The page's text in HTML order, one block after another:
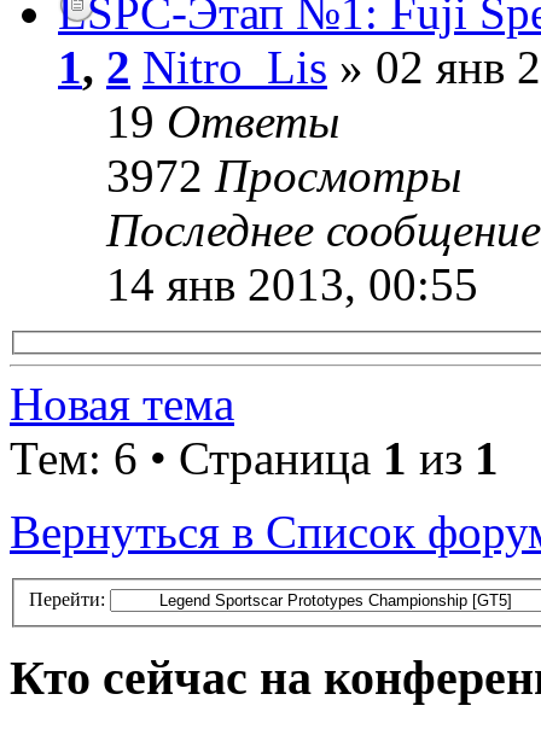
LSPC-Этап №1: Fuji
1, 2 Nitro_Lis » 02 янв
19 Ответы
3972 Просмотры
Последнее
14 янв 2013, 00:55
Новая тема
Тем: 6 • Страница 1 из 1
Вернуться в Список
Перейти:
Кто сейчас на